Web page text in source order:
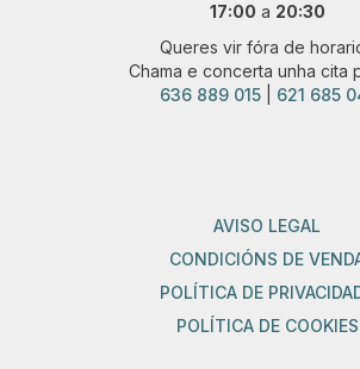
17:00 a 20:30
Queres vir fóra de
Chama e concerta unha cita
636 889 015| 621 685
AVISO LEGAL
CONDICIÓNS DE
POLÍTICA DE
POLÍTICA DE COOKIES